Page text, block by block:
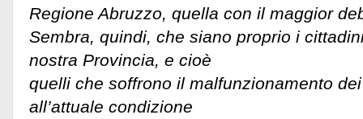
Regione Abruzzo, quella con il maggior
Sembra, quindi, che siano proprio i
nostra Provincia, e cioè
quelli che soffrono il malfunzionamento
all’attuale condizione